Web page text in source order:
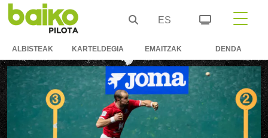
ES
ALBISTEAK KARTELDEGIA EMAITZAK DENDA